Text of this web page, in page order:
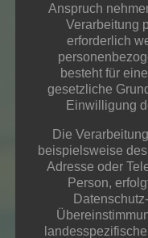
Anspruch
Verarbeitung
erforderlich
besteht für
gesetzliche
Einwilligung
Die
beispielsweise
Adresse oder
Person,